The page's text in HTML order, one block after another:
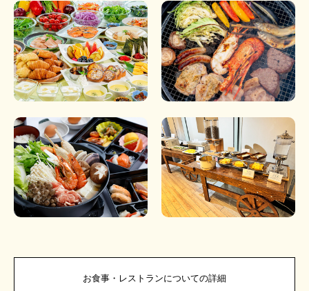
お食事・レストランについての詳細